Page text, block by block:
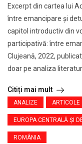
Excerpt din cartea lui
între emancipare și
capitol introductiv din
participativă: între
Clujeană, 2022,
doar pe analiza
Citiți mai mult
ANALIZE ARTICOLE
EUROPA CENTRALĂ ŞI
ROMÂNIA